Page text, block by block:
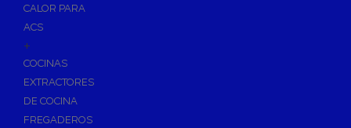
CALOR PARA
ACS
+
COCINAS
EXTRACTORES
DE COCINA
FREGADEROS